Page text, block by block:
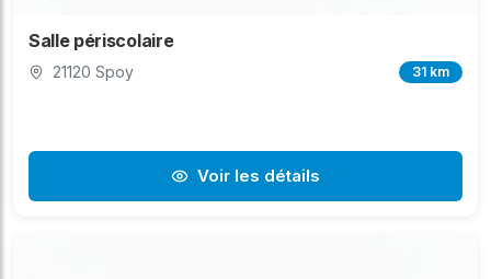
Salle périscolaire
21120 Spoy 31 km
Voir les détails